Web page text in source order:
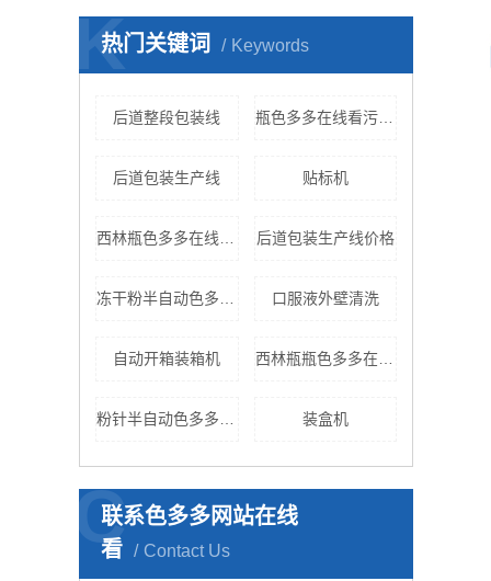
热门关键词 Keywords
K
后道整段包装线 瓶色多多在线看污网站
后道包装生产线 贴标机
后道包装生产线价格
口服液外壁清洗
自动开箱装箱机
装盒机
联系色多多网站在线
看
Contact Us
C